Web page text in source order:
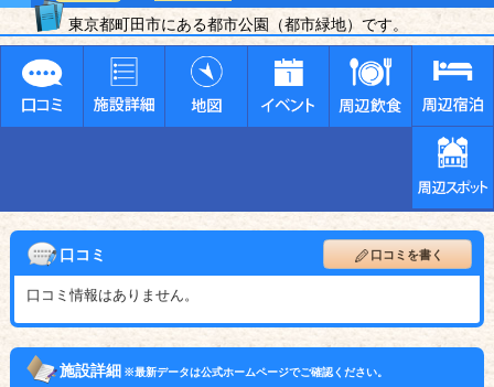
東京都町田市にある都市公園（都市緑地）です。
口コミ 口コミを書く
口コミ情報はありません。
施設詳細※最新データは公式ホームページでご確認ください。